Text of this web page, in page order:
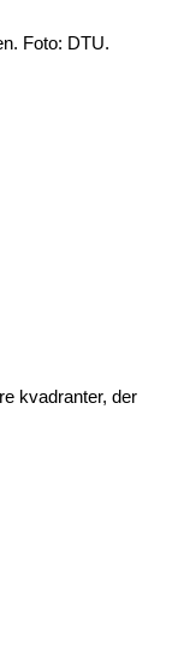
Foto: DTU.
kvadranter, der